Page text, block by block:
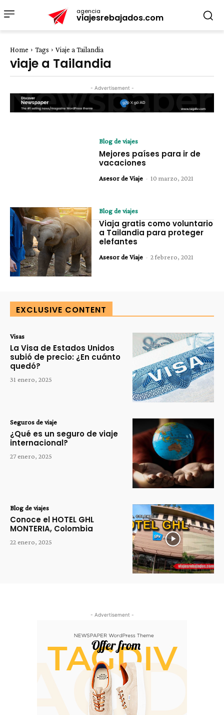
agencia
viajesrebajados.com
Home Tags Viaje a Tailandia
viaje a Tailandia
- Advertisement -
Blog de viajes
Mejores países para ir de
vacaciones
Asesor de Viaje - 10 marzo, 2021
Blog de viajes
Viaja gratis como voluntario
a Tailandia para proteger
elefantes
Asesor de Viaje - 2 febrero, 2021
EXCLUSIVE CONTENT
Visas
La Visa de Estados Unidos
subió de precio: ¿En cuánto
quedó?
31 enero, 2025
Seguros de viaje
¿Qué es un seguro de viaje
internacional?
27 enero, 2025
Blog de viajes
Conoce el HOTEL GHL
MONTERIA, Colombia
22 enero, 2025
- Advertisement -